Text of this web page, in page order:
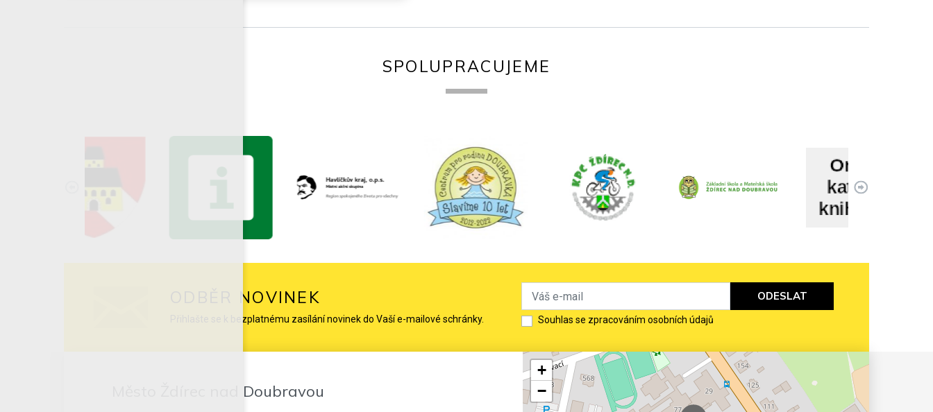
SPOLUPRACUJEME
ODBĚR NOVINEK
Přihlašte se k bezplatnému zasílání novinek do Vaší e-mailové schránky. Souhlas se zpracováním osobních údajů
ODESLAT
Město Ždírec nad Doubravou
+
−